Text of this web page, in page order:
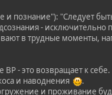
и познание"): "Следует
-
в трудные моменты,
- это возвращает к себе.
и наводнения
.
и проживание